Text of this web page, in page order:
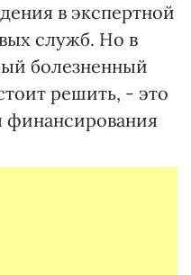
в экспертной
служб. Но в
болезненный
решить, - это
финансирования